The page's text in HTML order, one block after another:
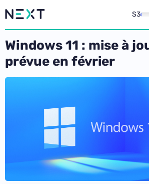
S3
Windows 11 : mise à
prévue en février